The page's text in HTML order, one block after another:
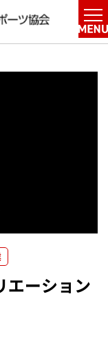
エーション